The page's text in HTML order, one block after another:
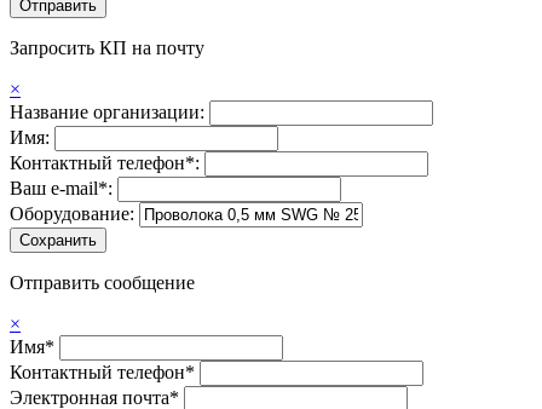
Запросить КП на почту
×
Название организации:
Имя:
Контактный телефон*:
Ваш e-mail*:
Оборудование:
Отправить сообщение
×
Имя*
Контактный телефон*
Электронная почта*